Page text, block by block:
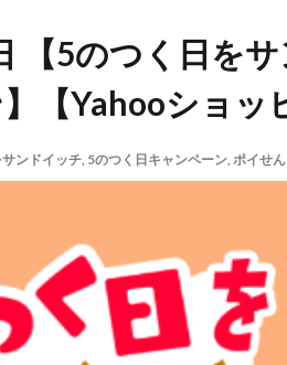
【5のつく日を
【Yahooショッ
ンドイッチ, 5のつく日キャンペーン, ポイせ